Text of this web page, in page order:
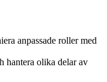
anpassade roller med
hantera olika delar av